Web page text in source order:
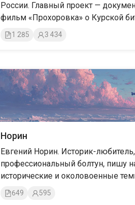
России. Главный проект —
фильм «Прохоровка» о Курской
1 285 3 434
Норин
Евгений Норин. Историк-любитель,
профессиональный болтун, пишу
исторические и околовоенные
649 595